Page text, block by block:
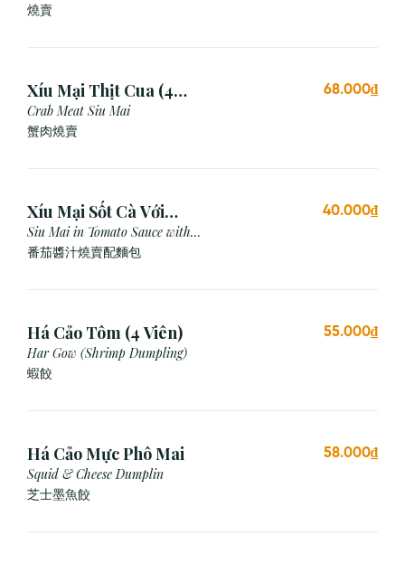
Dumpling)
燒賣
Xíu Mại Thịt Cua (4
Viên)
Crab Meat Siu Mai
蟹肉燒賣
68.000₫
Xíu Mại Sốt Cà Với
Bánh Mì (1 Viên)
Siu Mai in Tomato Sauce with
Bread
番茄醬汁燒賣配麵包
40.000₫
Há Cảo Tôm (4 Viên)
Har Gow (Shrimp Dumpling)
蝦餃
55.000₫
Há Cảo Mực Phô Mai
Squid & Cheese Dumplin
芝⼠墨⿂餃
58.000₫